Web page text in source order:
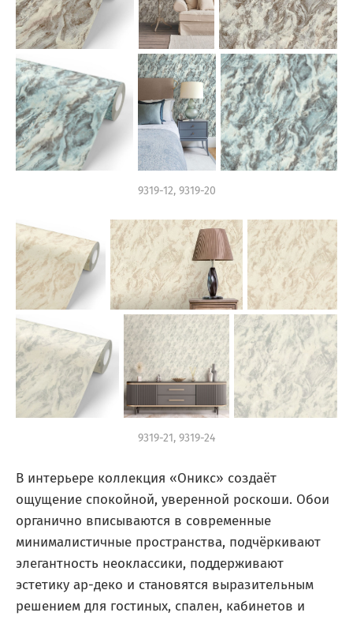
9319-12, 9319-20
9319-21, 9319-24
В интерьере коллекция «Оникс» создаёт
ощущение спокойной, уверенной роскоши. Обои
органично вписываются в современные
минималистичные пространства, подчёркивают
элегантность неоклассики, поддерживают
эстетику ар-деко и становятся выразительным
решением для гостиных, спален, кабинетов и